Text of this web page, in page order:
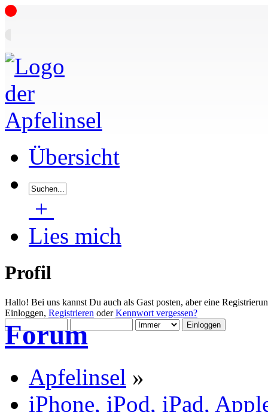
Übersicht
+
Lies mich
Profil
Hallo! Bei uns kannst Du auch als Gast posten, aber eine
Einloggen, Registrieren oderKennwort vergessen?
Forum
Apfelinsel »
iPhone, iPod, iPad,